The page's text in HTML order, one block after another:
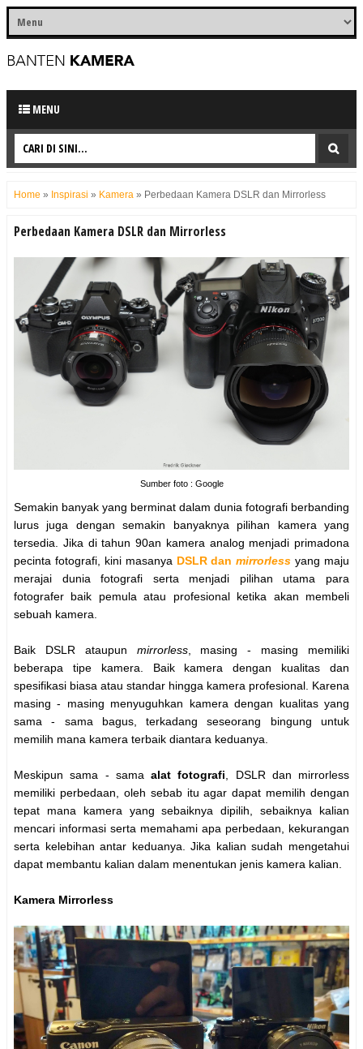
MENU
Home » Inspirasi » Kamera » Perbedaan Kamera DSLR dan Mirrorless
Perbedaan Kamera DSLR dan Mirrorless
Sumber foto : Google
Semakin banyak yang berminat dalam dunia fotografi berbanding
lurus juga dengan semakin banyaknya pilihan kamera yang
tersedia. Jika di tahun 90an kamera analog menjadi primadona
pecinta fotografi, kini masanya DSLR danmirrorless yang maju
merajai dunia fotografi serta menjadi pilihan utama para
fotografer baik pemula atau profesional ketika akan membeli
sebuah kamera.
Baik DSLR ataupun mirrorless, masing - masing memiliki
beberapa tipe kamera. Baik kamera dengan kualitas dan
spesifikasi biasa atau standar hingga kamera profesional. Karena
masing - masing menyuguhkan kamera dengan kualitas yang
sama - sama bagus, terkadang seseorang bingung untuk
memilih mana kamera terbaik diantara keduanya.
Meskipun sama - sama alat fotografi , DSLR dan mirrorless
memiliki perbedaan, oleh sebab itu agar dapat memilih dengan
tepat mana kamera yang sebaiknya dipilih, sebaiknya kalian
mencari informasi serta memahami apa perbedaan, kekurangan
serta kelebihan antar keduanya. Jika kalian sudah mengetahui
dapat membantu kalian dalam menentukan jenis kamera kalian.
Kamera Mirrorless